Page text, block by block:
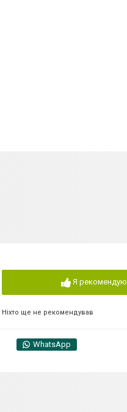
Я рекомендую
Ніхто ще не рекомендував
WhatsApp